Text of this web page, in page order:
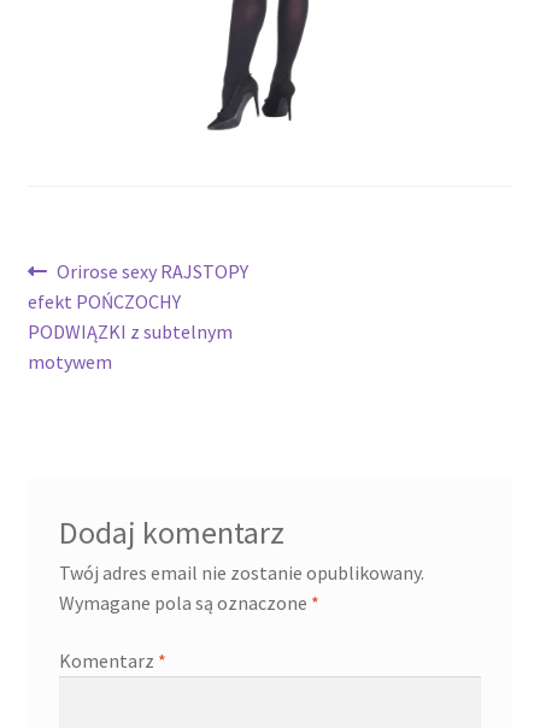
Nawigacja
wpisu
Poprzedni
wpis:
Orirose sexy RAJSTOPY
efekt POŃCZOCHY
PODWIĄZKI z subtelnym
motywem
Dodaj komentarz
Twój adres email nie zostanie opublikowany.
Wymagane pola są oznaczone *
Komentarz *